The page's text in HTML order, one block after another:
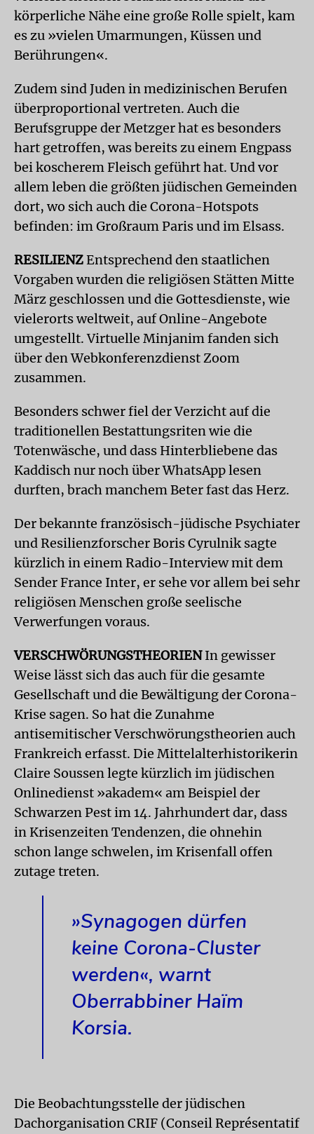
körperliche Nähe eine große Rolle spielt, kam
es zu »vielen Umarmungen, Küssen und
Berührungen«.
Zudem sind Juden in medizinischen Be­rufen
überproportional vertreten. Auch die
Berufsgruppe der Metzger hat es besonders
hart getroffen, was bereits zu einem Engpass
bei koscherem Fleisch geführt hat. Und vor
allem leben die größten jüdischen Gemeinden
dort, wo sich auch die Corona-Hotspots
befinden: im Großraum Paris und im Elsass.
RESILIENZEntsprechend den staatlichen
Vorgaben wurden die religiösen Stätten Mitte
März geschlossen und die Gottesdienste, wie
vielerorts weltweit, auf Online-Angebote
umgestellt. Virtuelle Minjanim fanden sich
über den Webkonferenzdienst Zoom
zusammen.
Besonders schwer fiel der Verzicht auf die
traditionellen Bestattungsriten wie die
Totenwäsche, und dass Hinterbliebene das
Kaddisch nur noch über WhatsApp lesen
durften, brach manchem Beter fast das Herz.
Der bekannte französisch-jüdische Psychiater
und Resilienzforscher Boris Cyrul­nik sagte
kürzlich in einem Radio-Interview mit dem
Sender France Inter, er sehe vor allem bei sehr
religiösen Menschen große seelische
Verwerfungen voraus.
VERSCHWÖRUNGSTHEORIENIn gewisser
Weise lässt sich das auch für die gesamte
Gesellschaft und die Bewältigung der Corona-
Krise sagen. So hat die Zunahme
antisemitischer Verschwörungstheorien auch
Frankreich erfasst. Die Mittelalterhistorikerin
Claire Soussen legte kürzlich im jüdischen
Onlinedienst »akadem« am Beispiel der
Schwarzen Pest im 14. Jahrhundert dar, dass
in Krisenzeiten Tendenzen, die ohnehin
schon lange schwelen, im Krisenfall offen
zutage treten.
»Synagogen dürfen
keine Corona-Cluster
werden«, warnt
Oberrabbiner Haïm
Korsia.
Die Beobachtungsstelle der jüdischen
Dachorganisation CRIF (Conseil Représentatif